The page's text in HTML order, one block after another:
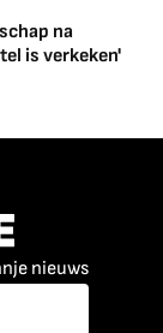
na
is verkeken'
nieuws